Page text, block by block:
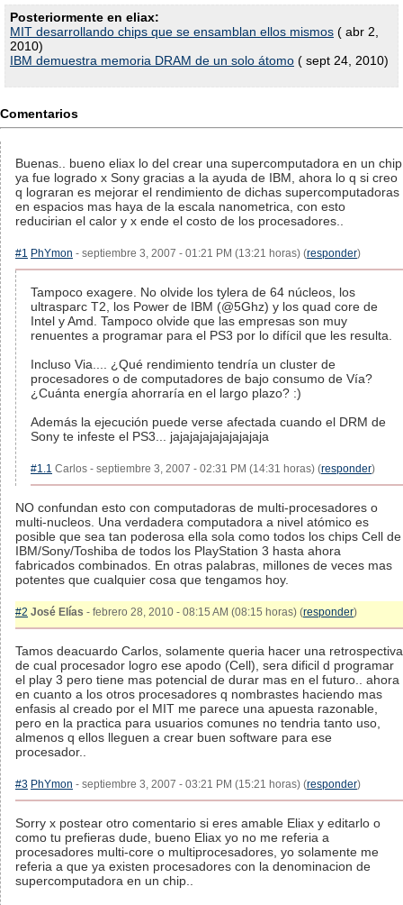
Posteriormente en eliax:
MIT desarrollando chips que se ensamblan ellos mismos ( abr 2,
2010)
IBM demuestra memoria DRAM de un solo átomo ( sept 24, 2010)
Comentarios
Buenas.. bueno eliax lo del crear una supercomputadora en un chip
ya fue logrado x Sony gracias a la ayuda de IBM, ahora lo q si creo
q lograran es mejorar el rendimiento de dichas supercomputadoras
en espacios mas haya de la escala nanometrica, con esto
reducirian el calor y x ende el costo de los procesadores..
#1 PhYmon - septiembre 3, 2007 - 01:21 PM (13:21 horas) (responder)
Tampoco exagere. No olvide los tylera de 64 núcleos, los
ultrasparc T2, los Power de IBM (@5Ghz) y los quad core de
Intel y Amd. Tampoco olvide que las empresas son muy
renuentes a programar para el PS3 por lo difícil que les resulta.
Incluso Via.... ¿Qué rendimiento tendría un cluster de
procesadores o de computadores de bajo consumo de Vía?
¿Cuánta energía ahorraría en el largo plazo? :)
Además la ejecución puede verse afectada cuando el DRM de
Sony te infeste el PS3... jajajajajajajajajaja
#1.1 Carlos - septiembre 3, 2007 - 02:31 PM (14:31 horas) (responder)
NO confundan esto con computadoras de multi-procesadores o
multi-nucleos. Una verdadera computadora a nivel atómico es
posible que sea tan poderosa ella sola como todos los chips Cell de
IBM/Sony/Toshiba de todos los PlayStation 3 hasta ahora
fabricados combinados. En otras palabras, millones de veces mas
potentes que cualquier cosa que tengamos hoy.
#2 José Elías - febrero 28, 2010 - 08:15 AM (08:15 horas) (responder)
Tamos deacuardo Carlos, solamente queria hacer una retrospectiva
de cual procesador logro ese apodo (Cell), sera dificil d programar
el play 3 pero tiene mas potencial de durar mas en el futuro.. ahora
en cuanto a los otros procesadores q nombrastes haciendo mas
enfasis al creado por el MIT me parece una apuesta razonable,
pero en la practica para usuarios comunes no tendria tanto uso,
almenos q ellos lleguen a crear buen software para ese
procesador..
#3 PhYmon - septiembre 3, 2007 - 03:21 PM (15:21 horas) (responder)
Sorry x postear otro comentario si eres amable Eliax y editarlo o
como tu prefieras dude, bueno Eliax yo no me referia a
procesadores multi-core o multiprocesadores, yo solamente me
referia a que ya existen procesadores con la denominacion de
supercomputadora en un chip..